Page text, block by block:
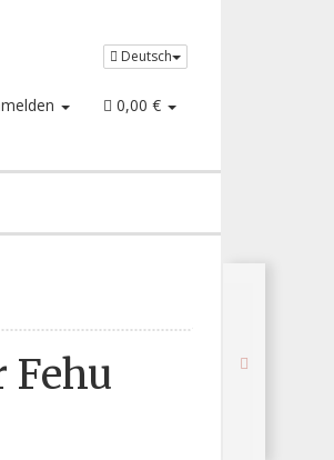
Deutsch
0,00 €
Fehu